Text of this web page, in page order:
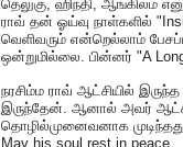
தெலுகு, ஹிந்தி, ஆங்கிலம்
ராவ் தன் ஓய்வு நாள்களில்
வெளிவரும் என்றெல்லாம்
ஒன்றுமில்லை. பின்னர் "A
நரசிம்ம ராவ் ஆட்சியில்
இருந்தேன். ஆனால் அவர்
தொழில்முனைவனாக
May his soul rest in peace.